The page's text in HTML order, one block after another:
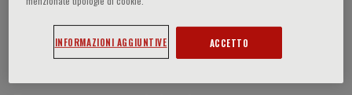
Iain Macdougall
INFORMAZIONI AGGIUNTIVE ACCETTO